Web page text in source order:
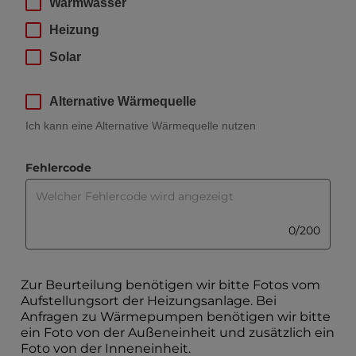
.
1
d
B
L
o
n
n
Heizung
Solar
Alternative Wärmequelle
Ich kann eine Alternative Wärmequelle nutzen
Fehlercode,
M
a
0
c
h
a
r
a
0/200
Zur Beurteilung benötigen wir bitte Fotos vom
Aufstellungsort der Heizungsanlage. Bei
Anfragen zu Wärmepumpen benötigen wir bitte
ein Foto von der Außeneinheit und zusätzlich ein
Foto von der Inneneinheit.